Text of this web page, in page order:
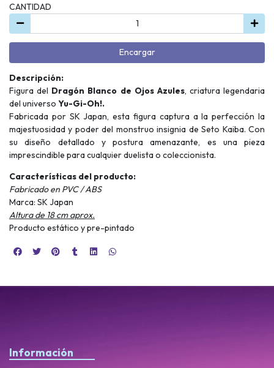
CANTIDAD
Encargar
Descripción:
Figura del Dragón Blanco de Ojos Azules, criatura legendaria
del universo Yu-Gi-Oh!.
Fabricada por SK Japan, esta figura captura a la perfección la
majestuosidad y poder del monstruo insignia de Seto Kaiba. Con
su diseño detallado y postura amenazante, es una pieza
imprescindible para cualquier duelista o coleccionista.
Características del producto:
Fabricado en PVC / ABS
Marca: SK Japan
Altura de 18 cm aprox.
Producto estático y pre-pintado
Información